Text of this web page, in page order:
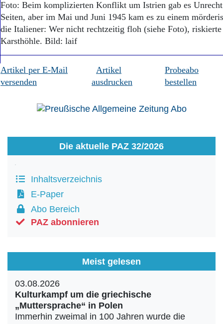
Foto: Beim komplizierten Konflikt um Istrien gab es
Seiten, aber im Mai und Juni 1945 kam es zu einem
die Italiener: Wer nicht rechtzeitig floh (siehe Foto),
Karsthöhle. Bild: laif
Artikel per E-Mail
versenden
Artikel
ausdrucken
Probeabo
bestellen
Die aktuelle PAZ 32/2026
Inhaltsverzeichnis
E-Paper
Abo Bereich
PAZ abonnieren
Meist gelesen
03.08.2026
Kulturkampf um die griechische
„Muttersprache“ in Polen
Immerhin zweimal in 100 Jahren wurde die